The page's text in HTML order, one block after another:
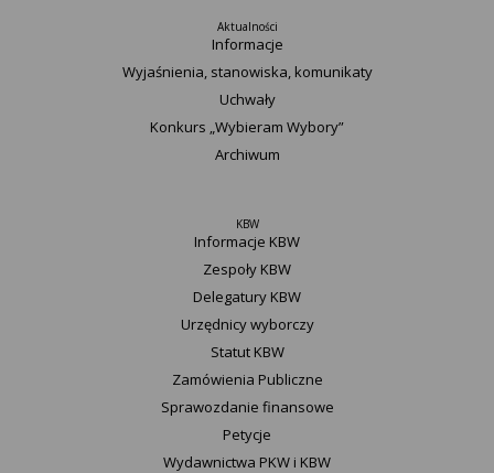
Aktualności
Informacje
Wyjaśnienia, stanowiska, komunikaty
Uchwały
Konkurs „Wybieram Wybory”
Archiwum
KBW
Informacje KBW
Zespoły KBW
Delegatury ​KBW
Urzędnicy wyborczy
Statut K​BW
Zamówienia Publiczne
Sprawozdanie finansowe
Petycje
Wydawnictwa PKW i KBW